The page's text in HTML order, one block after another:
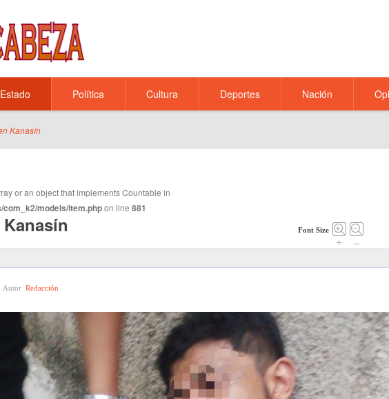
Estado Política Cultura Deportes Nación
Kanasín
or an object that implements Countable in
models/item.phpon line 881
Font Size
+ –
Autor Redacción